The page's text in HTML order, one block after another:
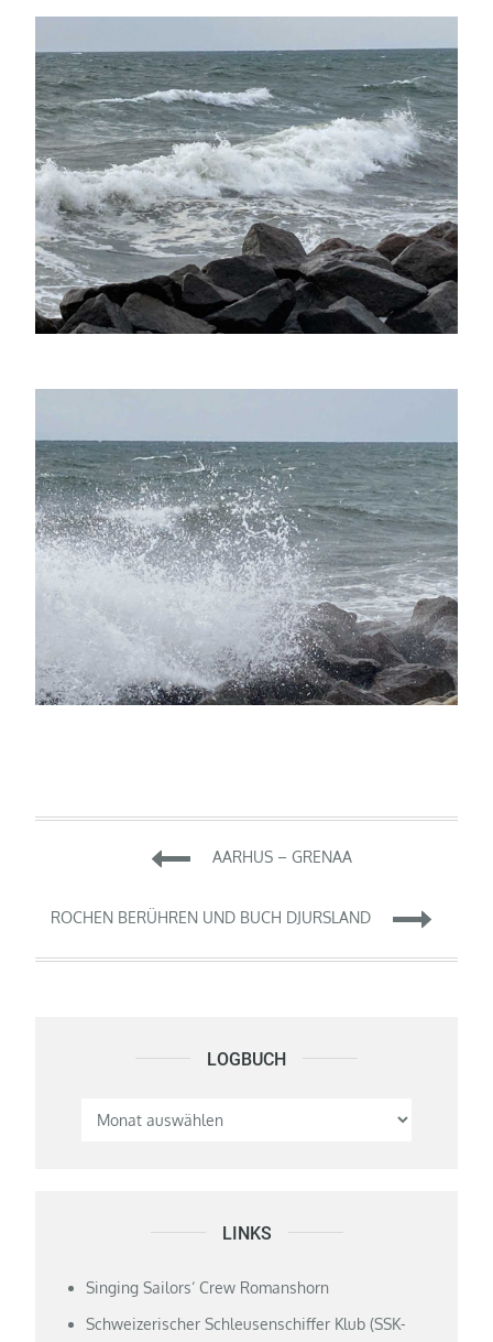
Beitragsnavigation
AARHUS – GRENAA
ROCHEN BERÜHREN UND BUCH DJURSLAND
LOGBUCH Logbuch
LINKS
Singing Sailors‘ Crew Romanshorn
Schweizerischer Schleusenschiffer Klub (SSK-